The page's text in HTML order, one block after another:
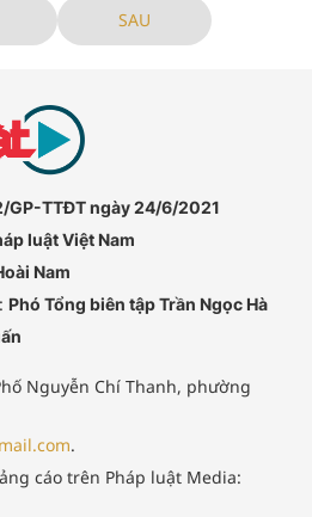
SAU
GP-TTĐT ngày 24/6/2021
luật Việt Nam
Nam
Phó Tổng biên tập Trần Ngọc Hà
Nguyễn Chí Thanh, phường
.
cáo trên Pháp luật Media: